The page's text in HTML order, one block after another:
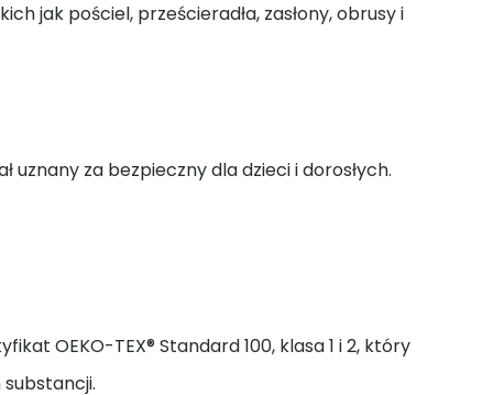
jak pościel, prześcieradła, zasłony, obrusy i
uznany za bezpieczny dla dzieci i dorosłych.
OEKO-TEX® Standard 100, klasa 1 i 2, który